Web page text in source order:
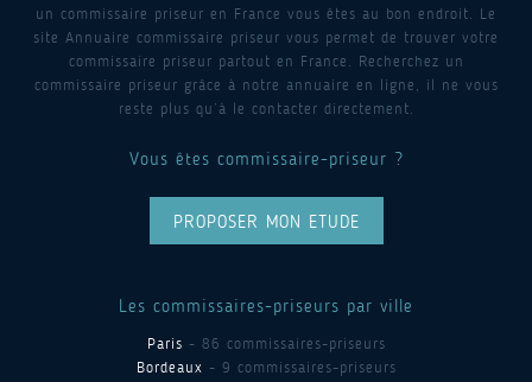
un commissaire priseur en France vous êtes au bon endroit. Le
site Annuaire commissaire priseur vous permet de trouver votre
commissaire priseur partout en France. Recherchez un
commissaire priseur grâce à notre annuaire en ligne, il ne vous
reste plus qu’à le contacter directement.
Vous êtes commissaire-priseur ?
PROPOSER MON ETUDE
Les commissaires-priseurs par ville
Paris - 86 commissaires-priseurs
Bordeaux - 9 commissaires-priseurs